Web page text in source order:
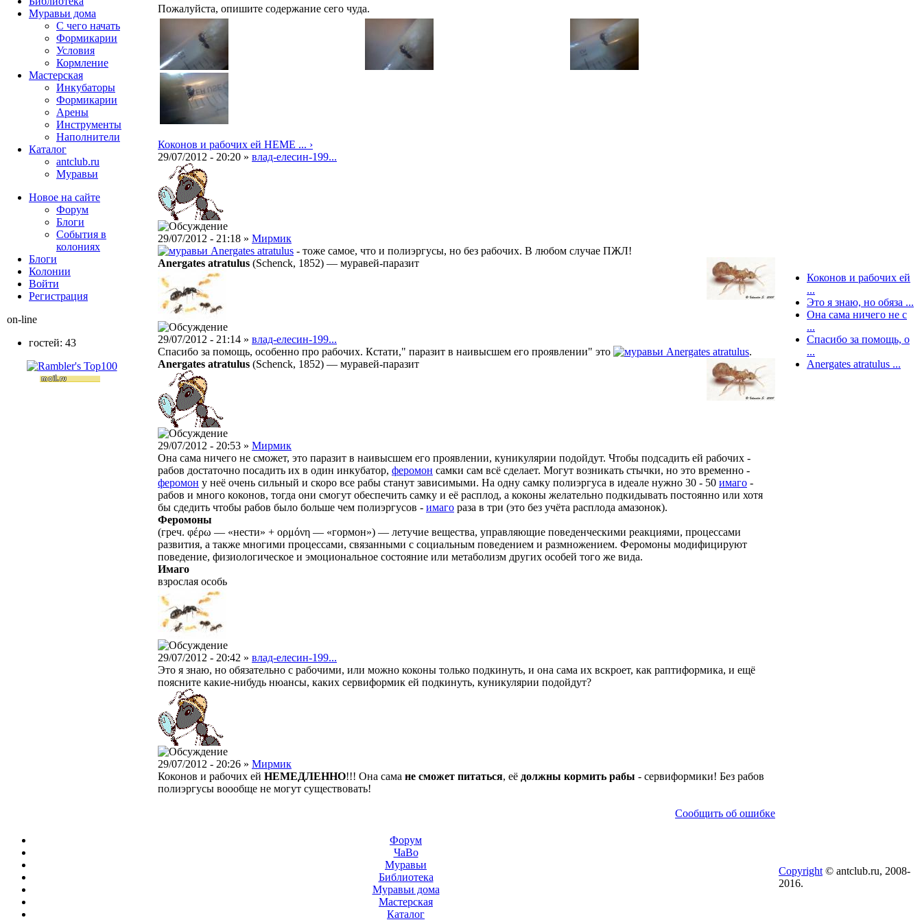
Пожалуйста, опишите содержание сего чуда.
Коконов и рабочих ей НЕМЕ ... ›
29/07/2012 - 20:20 » влад-елесин-199...
29/07/2012 - 21:18 » Мирмик
Anergates atratulus - тоже самое, что и полиэргусы, но без рабочих. В любом случае ПЖЛ!
Anergates atratulus (Schenck, 1852) — муравей-паразит
29/07/2012 - 21:14 » влад-елесин-199...
Спасибо за помощь, особенно про рабочих. Кстати," паразит в наивысшем его проявлении" это
Anergates atratulus.
Anergates atratulus (Schenck, 1852) — муравей-паразит
29/07/2012 - 20:53 » Мирмик
Она сама ничего не сможет, это паразит в наивысшем его проявлении, куникулярии подойдут. Чтобы подсадить ей рабочих -
рабов достаточно посадить их в один инкубатор, феромон самки сам всё сделает. Могут возникать стычки, но это временно -
феромон у неё очень сильный и скоро все рабы станут зависимыми. На одну самку полиэргуса в идеале нужно 30 - 50 имаго -
рабов и много коконов, тогда они смогут обеспечить самку и её расплод, а коконы желательно подкидывать постоянно или хотя
бы сдедить чтобы рабов было больше чем полиэргусов - имаго раза в три (это без учёта расплода амазонок).
Феромоны
(греч. φέρω — «нести» + ορμόνη — «гормон») — летучие вещества, управляющие поведенческими реакциями, процессами
развития, а также многими процессами, связанными с социальным поведением и размножением. Феромоны модифицируют
поведение, физиологическое и эмоциональное состояние или метаболизм других особей того же вида.
Имаго
взрослая особь
29/07/2012 - 20:42 » влад-елесин-199...
Это я знаю, но обязательно с рабочими, или можно коконы только подкинуть, и она сама их вскроет, как раптиформика, и ещё
поясните какие-нибудь нюансы, каких сервиформик ей подкинуть, куникулярии подойдут?
29/07/2012 - 20:26 » Мирмик
Коконов и рабочих ей НЕМЕДЛЕННО!!! Она сама не сможет питаться, её должны кормить рабы - сервиформики! Без рабов
полиэргусы воообще не могут существовать!
Сообщить об ошибке
Муравьи дома
С чего начать
Формикарии
Условия
Кормление
Мастерская
Инкубаторы
Формикарии
Арены
Инструменты
Наполнители
Каталог
antclub.ru
Муравьи
Новое на сайте
Форум
Блоги
События в
колониях
Блоги
Колонии
Войти
Peгиcтpaция
on-line
гостей: 43
Коконов и рабочих ей
...
Это я знаю, но обяза ...
Она сама ничего не с
...
Спасибо за помощь, о
...
Anergates atratulus ...
Форум
ЧаВо
Муравьи
Библиотека
Муравьи дома
Мастерская
Каталог
Copyright © antclub.ru, 2008-
2016.